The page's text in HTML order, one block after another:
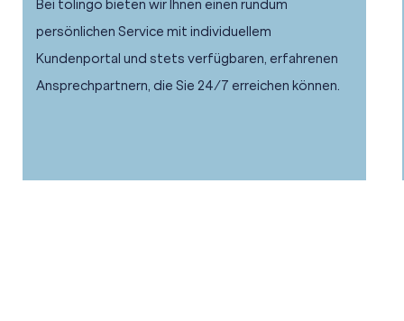
Bei tolingo bieten wir Ihnen einen rundum
persönlichen Service mit individuellem
Kundenportal und stets verfügbaren, erfahrenen
Ansprechpartnern, die Sie 24/7 erreichen können.